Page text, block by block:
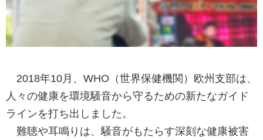
2018年10月、WHO（世界保健機関）欧州支部は、
人々の健康を環境騒音から守るための新たなガイド
ラインを打ち出しました。
難聴や耳鳴りは、騒音がもたらす深刻な健康被害